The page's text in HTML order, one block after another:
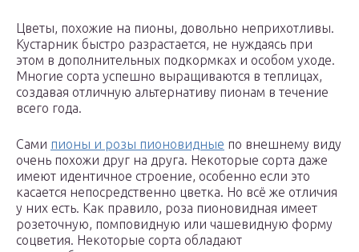
Цветы, похожие на пионы, довольно неприхотливы.
Кустарник быстро разрастается, не нуждаясь при
этом в дополнительных подкормках и особом уходе.
Многие сорта успешно выращиваются в теплицах,
создавая отличную альтернативу пионам в течение
всего года.
Сами пионы и розы пионовидные по внешнему виду
очень похожи друг на друга. Некоторые сорта даже
имеют идентичное строение, особенно если это
касается непосредственно цветка. Но всё же отличия
у них есть. Как правило, роза пионовидная имеет
розеточную, помповидную или чашевидную форму
соцветия. Некоторые сорта обладают